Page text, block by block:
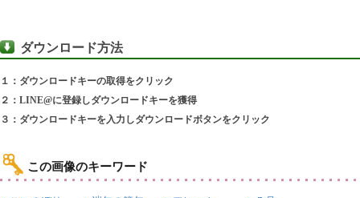
ダウンロード方法
１：ダウンロードキーの取得をクリック
２：LINE@に登録しダウンロードキーを獲得
３：ダウンロードキーを入力しダウンロードボタンをクリック
この画像のキーワード